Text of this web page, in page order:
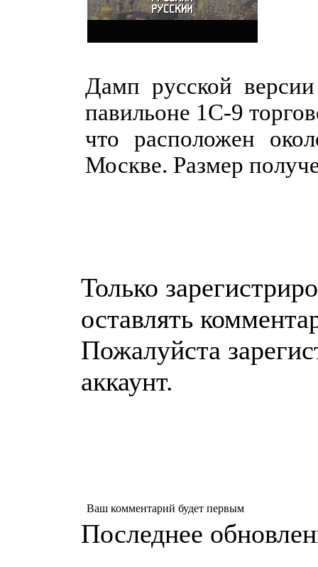
Дамп русской
павильоне 1С-9
что расположен
Москве. Размер
Только
оставлять
Пожалуйста
аккаунт.
Ваш комментарий будет первым
Последнее